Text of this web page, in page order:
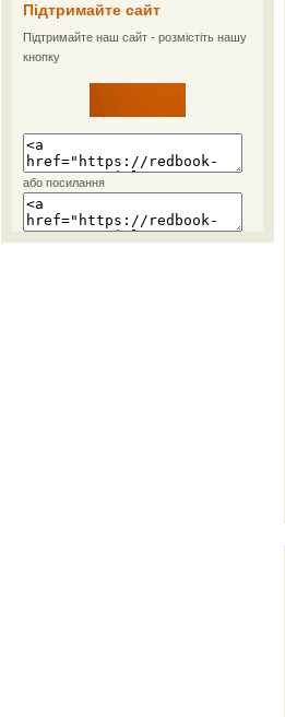
Підтримайте сайт
Підтримайте наш сайт - розмістіть нашу
кнопку
або посилання